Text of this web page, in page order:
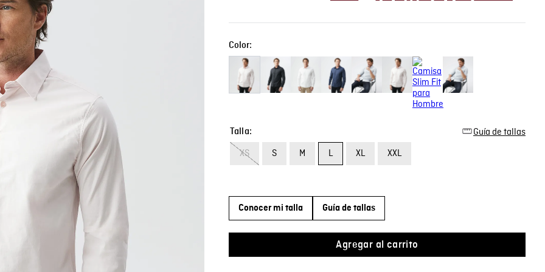
Color:
Guía de tallas
Talla
XS S M L XL XXL
Conocer mi talla Guía de tallas
Agregar al carrito